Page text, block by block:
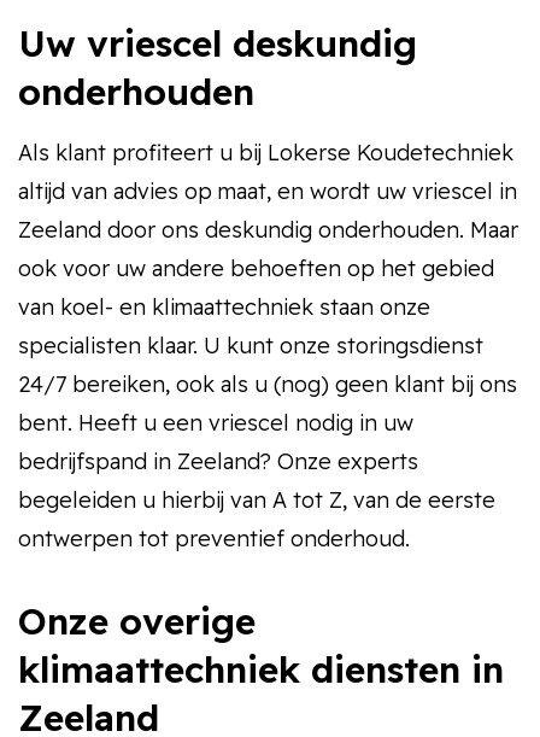
Uw vriescel deskundig
onderhouden
Als klant profiteert u bij Lokerse Koudetechniek
altijd van advies op maat, en wordt uw vriescel in
Zeeland door ons deskundig onderhouden. Maar
ook voor uw andere behoeften op het gebied
van koel- en klimaattechniek staan onze
specialisten klaar. U kunt onze storingsdienst
24/7 bereiken, ook als u (nog) geen klant bij ons
bent. Heeft u een vriescel nodig in uw
bedrijfspand in Zeeland? Onze experts
begeleiden u hierbij van A tot Z, van de eerste
ontwerpen tot preventief onderhoud.
Onze overige
klimaattechniek diensten in
Zeeland